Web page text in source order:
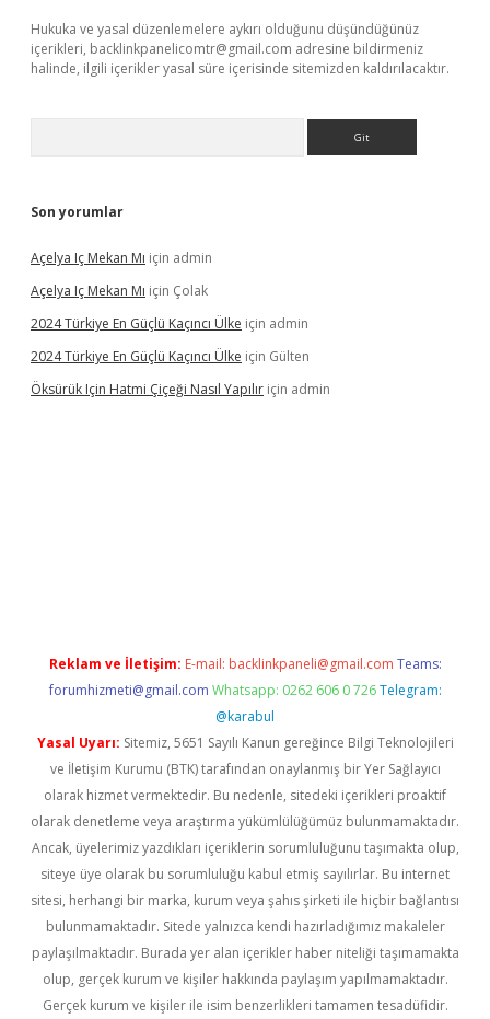
Hukuka ve yasal düzenlemelere aykırı olduğunu düşündüğünüz
içerikleri, backlinkpanelicomtr@gmail.com adresine bildirmeniz
halinde, ilgili içerikler yasal süre içerisinde sitemizden kaldırılacaktır.
Son yorumlar
Açelya Iç Mekan Mı için admin
Açelya Iç Mekan Mı için Çolak
2024 Türkiye En Güçlü Kaçıncı Ülke için admin
2024 Türkiye En Güçlü Kaçıncı Ülke için Gülten
Öksürük Için Hatmi Çiçeği Nasıl Yapılır için admin
Reklam ve İletişim: E-mail: backlinkpaneli@gmail.com Teams:
forumhizmeti@gmail.com Whatsapp: 0262 606 0 726 Telegram:
@karabul
Yasal Uyarı: Sitemiz, 5651 Sayılı Kanun gereğince Bilgi Teknolojileri
ve İletişim Kurumu (BTK) tarafından onaylanmış bir Yer Sağlayıcı
olarak hizmet vermektedir. Bu nedenle, sitedeki içerikleri proaktif
olarak denetleme veya araştırma yükümlülüğümüz bulunmamaktadır.
Ancak, üyelerimiz yazdıkları içeriklerin sorumluluğunu taşımakta olup,
siteye üye olarak bu sorumluluğu kabul etmiş sayılırlar. Bu internet
sitesi, herhangi bir marka, kurum veya şahıs şirketi ile hiçbir bağlantısı
bulunmamaktadır. Sitede yalnızca kendi hazırladığımız makaleler
paylaşılmaktadır. Burada yer alan içerikler haber niteliği taşımamakta
olup, gerçek kurum ve kişiler hakkında paylaşım yapılmamaktadır.
Gerçek kurum ve kişiler ile isim benzerlikleri tamamen tesadüfidir.